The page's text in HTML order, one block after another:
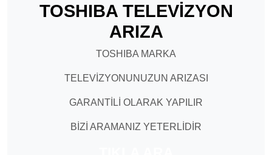
TOSHIBA TELEVİZYON
ARIZA
TOSHIBA MARKA
TELEVİZYONUNUZUN ARIZASI
GARANTİLİ OLARAK YAPILIR
BİZİ ARAMANIZ YETERLİDİR